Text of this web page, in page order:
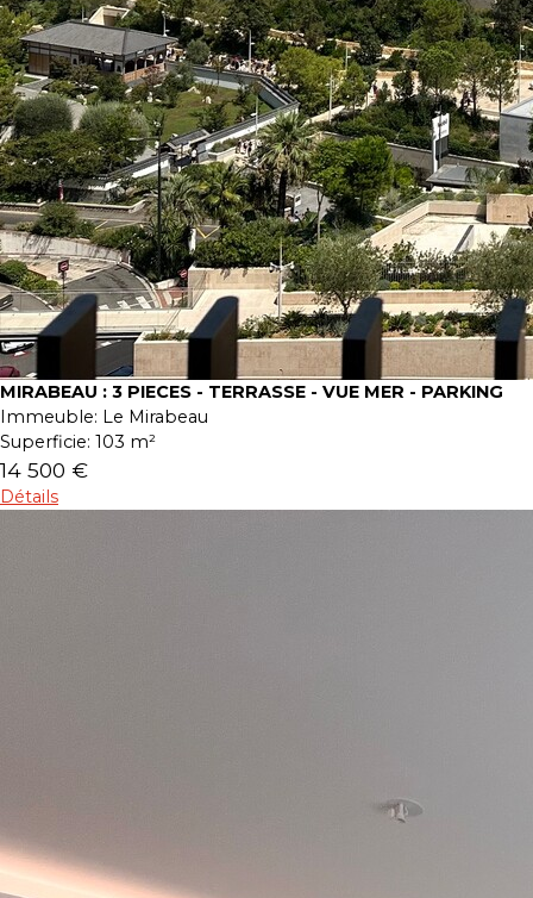
MIRABEAU : 3 PIECES - TERRASSE - VUE MER - PARKING
Immeuble: Le Mirabeau
Superficie: 103 m²
14 500 €
Détails